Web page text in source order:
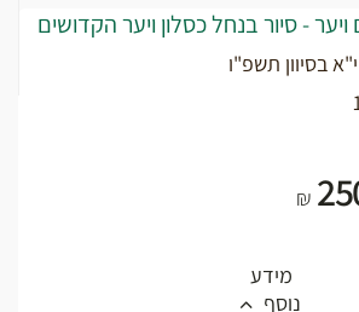
- סיור בנחל כסלון ויער הקדושים
₪
מידע
נוסף